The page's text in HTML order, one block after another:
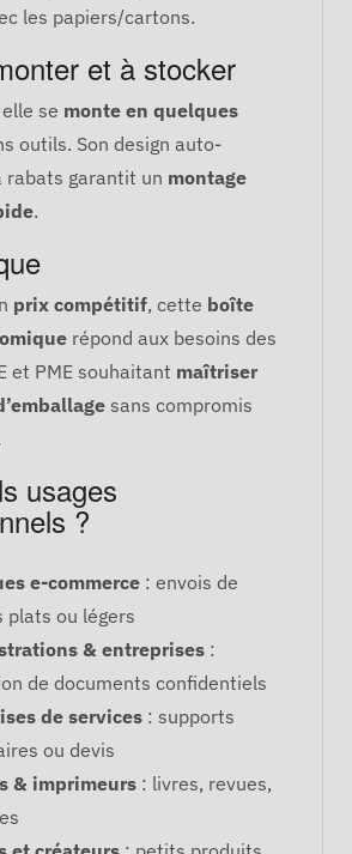
les papiers/cartons.
et à stocker
elle se monte en quelques
outils. Son design auto-
rabats garantit un montage
.
prix compétitif, cette boîte
répond aux besoins des
et PME souhaitant maîtriser
sans compromis
usages
?
e-commerce : envois de
plats ou légers
& entreprises :
de documents confidentiels
de services : supports
ou devis
& imprimeurs : livres, revues,